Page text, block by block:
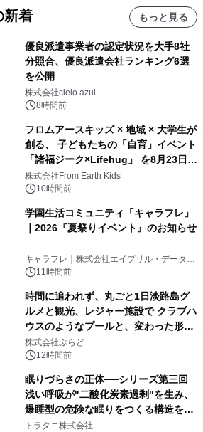
新着 もっと見る
優良派遣事業者の認定状況を大手8社
分照合、優良派遣会社ランキング6選
を公開
株式会社cielo azul
8時間前
フロムアースキッズ × 地域 × 大学生が
創る、 子どもたちの「自育」イベント
「諸福ジーク×Lifehug」 を8月23日
(日)開催
株式会社From Earth Kids
10時間前
学園生活コミュニティ「キャラフレ」
｜2026『夏祭りイベント』のお知らせ
キャラフレ｜株式会社エイプリル・データ・
デザインズ
11時間前
時間に追われず、丸ごと1日淡路島グ
ルメと観光、レジャー施設で クラブハ
ウスのようなプールと、変わった形の
サウナも 「THE BOXY AWAJI」のお
得な素泊まり連泊プランで
株式会社ぷらど
12時間前
眠りづらさの正体──シリーズ第三回
浅い呼吸が"二酸化炭素過剰"を生み、
爆睡型の危険な眠りをつくる構造を解
説
トラタニ株式会社